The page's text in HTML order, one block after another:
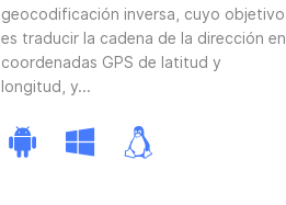
geocodificación inversa, cuyo objetivo
es traducir la cadena de la dirección en
coordenadas GPS de latitud y
longitud, y...